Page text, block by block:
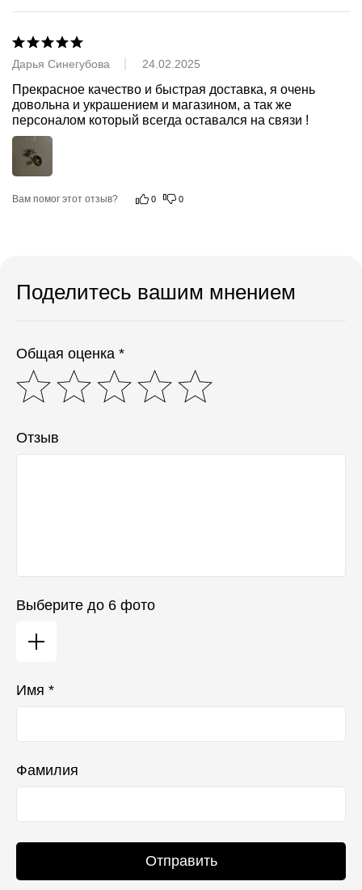
Дарья Синегубова 24.02.2025
Прекрасное качество и быстрая доставка, я очень
довольна и украшением и магазином, а так же
персоналом который всегда оставался на связи !
Вам помог этот отзыв? 0 0
Поделитесь вашим мнением
Общая оценка *
Отзыв
Выберите до 6 фото
Имя *
Фамилия
Отправить